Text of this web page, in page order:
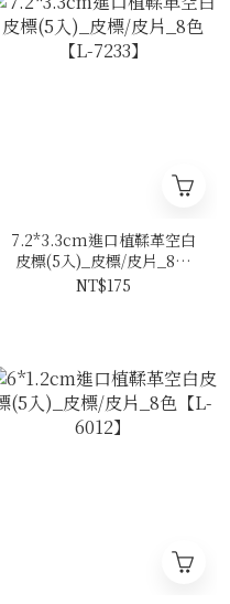
7.2*3.3cm進口植鞣革空白
皮標(5入)_皮標/皮片_8色
【L-7233】
NT$175